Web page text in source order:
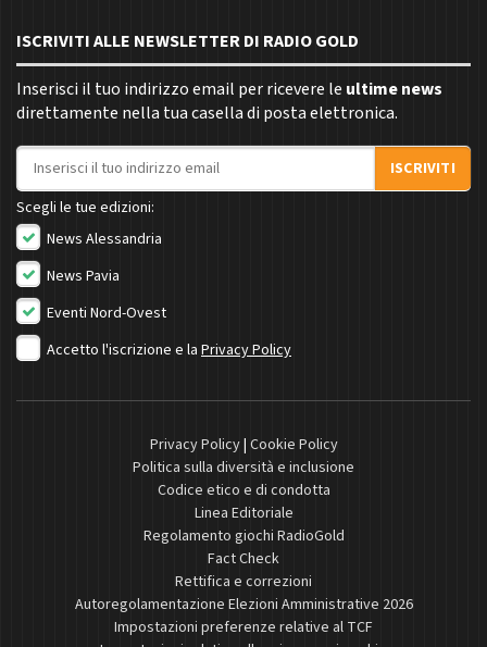
ISCRIVITI ALLE NEWSLETTER DI RADIO GOLD
Inserisci il tuo indirizzo email per ricevere le ultime news
direttamente nella tua casella di posta elettronica.
Indirizzo email
ISCRIVITI
Scegli le tue edizioni:
News Alessandria
News Pavia
Eventi Nord-Ovest
Accetto l'iscrizione e la Privacy Policy
Privacy Policy| Cookie Policy
Politica sulla diversità e inclusione
Codice etico e di condotta
Linea Editoriale
Regolamento giochi RadioGold
Fact Check
Rettifica e correzioni
Autoregolamentazione Elezioni Amministrative 2026
Impostazioni preferenze relative al TCF